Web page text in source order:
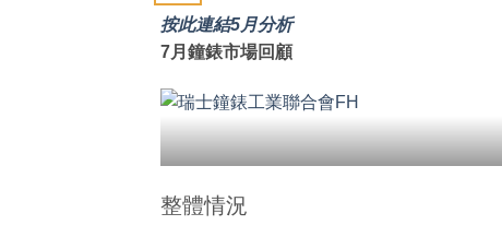
按此連結5月分析
7月鐘錶市場回顧
整體情況